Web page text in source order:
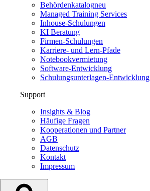
Behördenkatalogneu
Managed Training Services
Inhouse-Schulungen
KI Beratung
Firmen-Schulungen
Karriere- und Lern-Pfade
Notebookvermietung
Software-Entwicklung
Schulungsunterlagen-Entwicklung
Support
Insights & Blog
Häufige Fragen
Kooperationen und Partner
AGB
Datenschutz
Kontakt
Impressum